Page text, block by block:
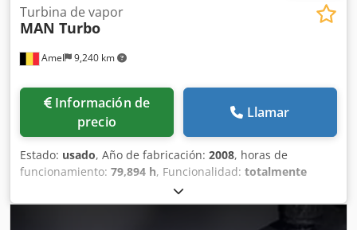
Amel 9,240 km
Turbina de vapor
MAN Turbo
Información de
precio
Llamar
Estado: usado, Año de fabricación: 2008, horas de
funcionamiento: 79,894 h, Funcionalidad: totalmente
, potencia:
CV), temperatura:480 °C, velocidad de rotación (mín.):
11,785 rpm
, tipo de